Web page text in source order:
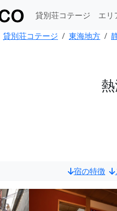
貸別荘コテージ エリ
貸別荘コテージ 東海地方
宿の特徴